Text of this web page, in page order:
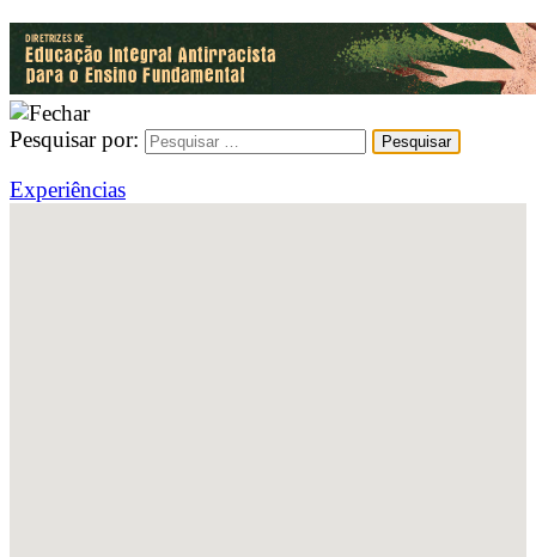
Pesquisar por:
Experiências